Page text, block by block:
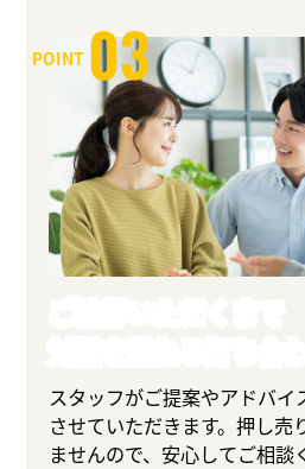
POINT 03
スタッフがご提案やアドバイ
させていただきます。押し売
ませんので、安心してご相談